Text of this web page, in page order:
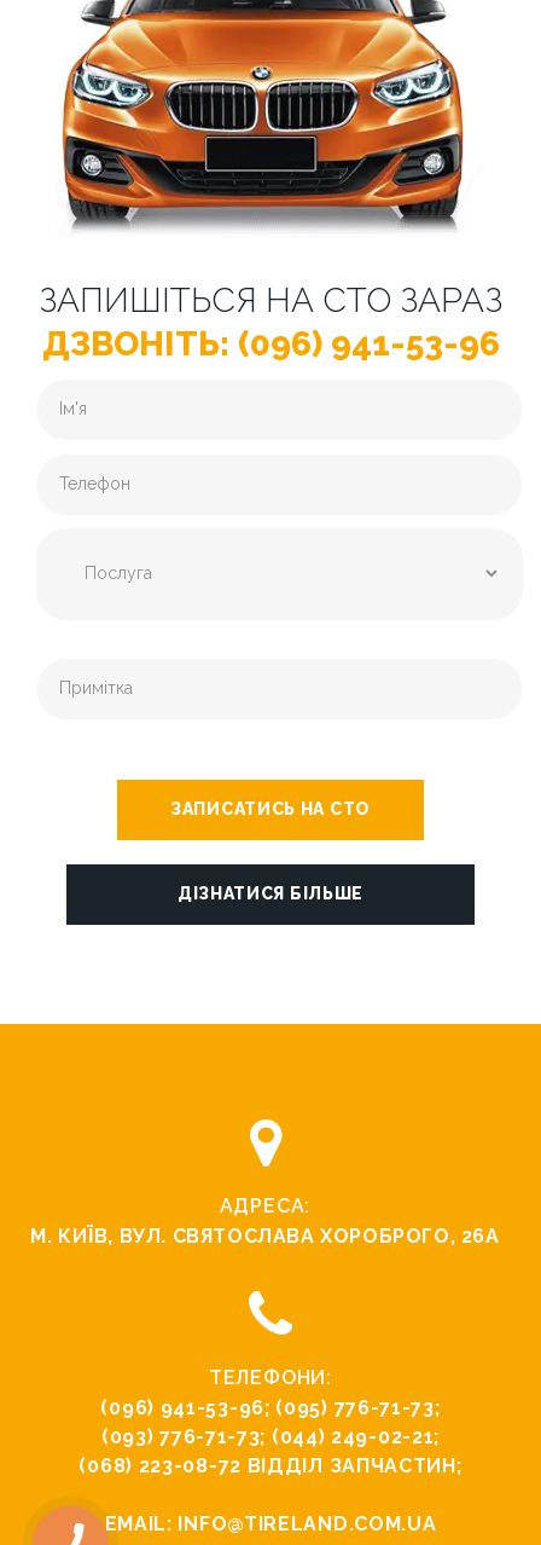
ЗАПИШІТЬСЯ НА СТО ЗАРАЗ
ДЗВОНІТЬ: (096) 941-53-96
ЗАПИСАТИСЬ НА СТО
ДІЗНАТИСЯ БІЛЬШЕ
АДРЕСА:
М. КИЇВ, ВУЛ. СВЯТОСЛАВА ХОРОБРОГО, 26А
ТЕЛЕФОНИ:
(096) 941-53-96; (095) 776-71-73;
(093) 776-71-73; (044) 249-02-21;
(068) 223-08-72 ВІДДІЛ ЗАПЧАСТИН;
EMAIL: INFO@TIRELAND.COM.UA